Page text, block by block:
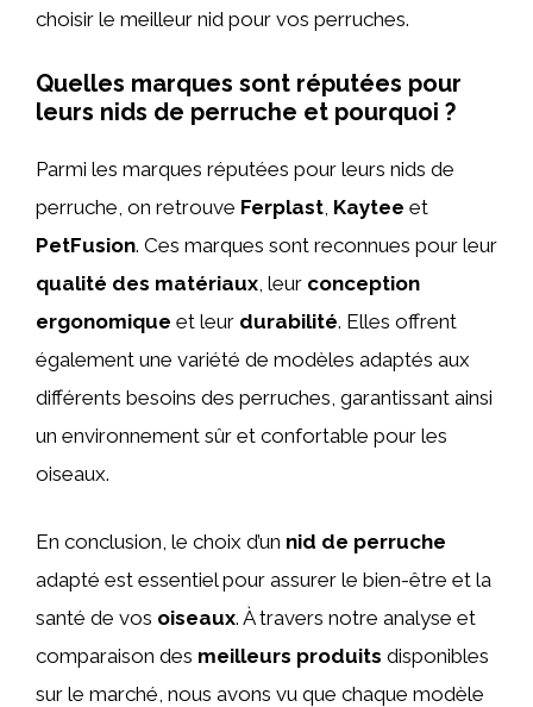
choisir le meilleur nid pour vos perruches.
Quelles marques sont réputées pour
leurs nids de perruche et pourquoi ?
Parmi les marques réputées pour leurs nids de
perruche, on retrouve Ferplast Kaytee et
PetFusion. Ces marques sont reconnues pour leur
qualité des matériaux , leur conception
ergonomique et leur durabilité. Elles offrent
également une variété de modèles adaptés aux
différents besoins des perruches, garantissant ainsi
un environnement sûr et confortable pour les
oiseaux.
En conclusion, le choix d’un nid de perruche
adapté est essentiel pour assurer le bien-être et la
santé de vos oiseaux. À travers notre analyse et
comparaison des meilleurs produits disponibles
sur le marché, nous avons vu que chaque modèle